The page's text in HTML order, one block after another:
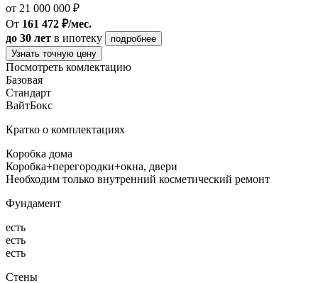
от 21 000 000 ₽
От 161 472 ₽/мес.
до 30 лет в ипотеку
подробнее
Узнать точную цену
Посмотреть комлектацию
Базовая
Стандарт
ВайтБокс
Кратко о комплектациях
Коробка дома
Коробка+перегородки+окна, двери
Необходим только внутренний косметический ремонт
Фундамент
есть
есть
есть
Стены